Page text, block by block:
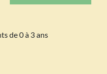
de 0 à 3 ans